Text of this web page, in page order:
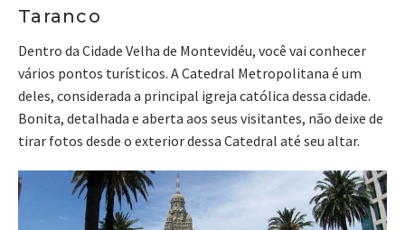
Taranco
Dentro da Cidade Velha de Montevidéu, você vai conhecer
vários pontos turísticos. A Catedral Metropolitana é um
deles, considerada a principal igreja católica dessa cidade.
Bonita, detalhada e aberta aos seus visitantes, não deixe de
tirar fotos desde o exterior dessa Catedral até seu altar.